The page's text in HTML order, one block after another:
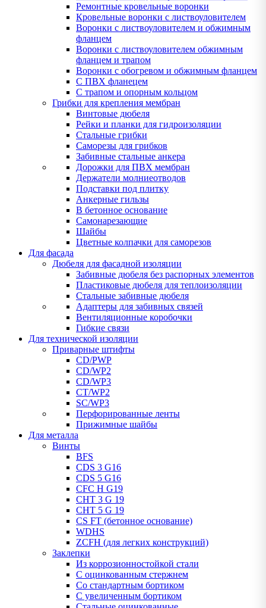
Ремонтные кровельные воронки
Кровельные воронки с листвоуловителем
Воронки с листвоуловителем и обжимным
фланцем
Воронки с листвоуловителем обжимным
фланцем и трапом
Воронки с обогревом и обжимным фланцем
С ПВХ фланецем
С трапом и опорным кольцом
Грибки для крепления мембран
Винтовые дюбеля
Рейки и планки для гидроизоляции
Стальные грибки
Саморезы для грибков
Забивные стальные анкера
Дорожки для ПВХ мембран
Держатели молниеотводов
Подставки под плитку
Анкерные гильзы
В бетонное основание
Самонарезающие
Шайбы
Цветные колпачки для саморезов
Для фасада
Дюбеля для фасадной изоляции
Забивные дюбеля без распорных элементов
Пластиковые дюбеля для теплоизоляции
Стальные забивные дюбеля
Адаптеры для забивных связей
Вентиляционные коробочки
Гибкие связи
Для технической изоляции
Приварные штифты
CD/PWP
CD/WP2
CD/WP3
CT/WP2
SC/WP3
Перфорированные ленты
Прижимные шайбы
Для металла
Винты
BFS
CDS 3 G16
CDS 5 G16
CFC H G19
CHT 3 G 19
CHT 5 G 19
CS FT (бетонное основание)
WDHS
ZCFH (для легких конструкций)
Заклепки
Из коррозионностойкой стали
С оцинкованным стержнем
Со стандартным бортиком
С увеличенным бортиком